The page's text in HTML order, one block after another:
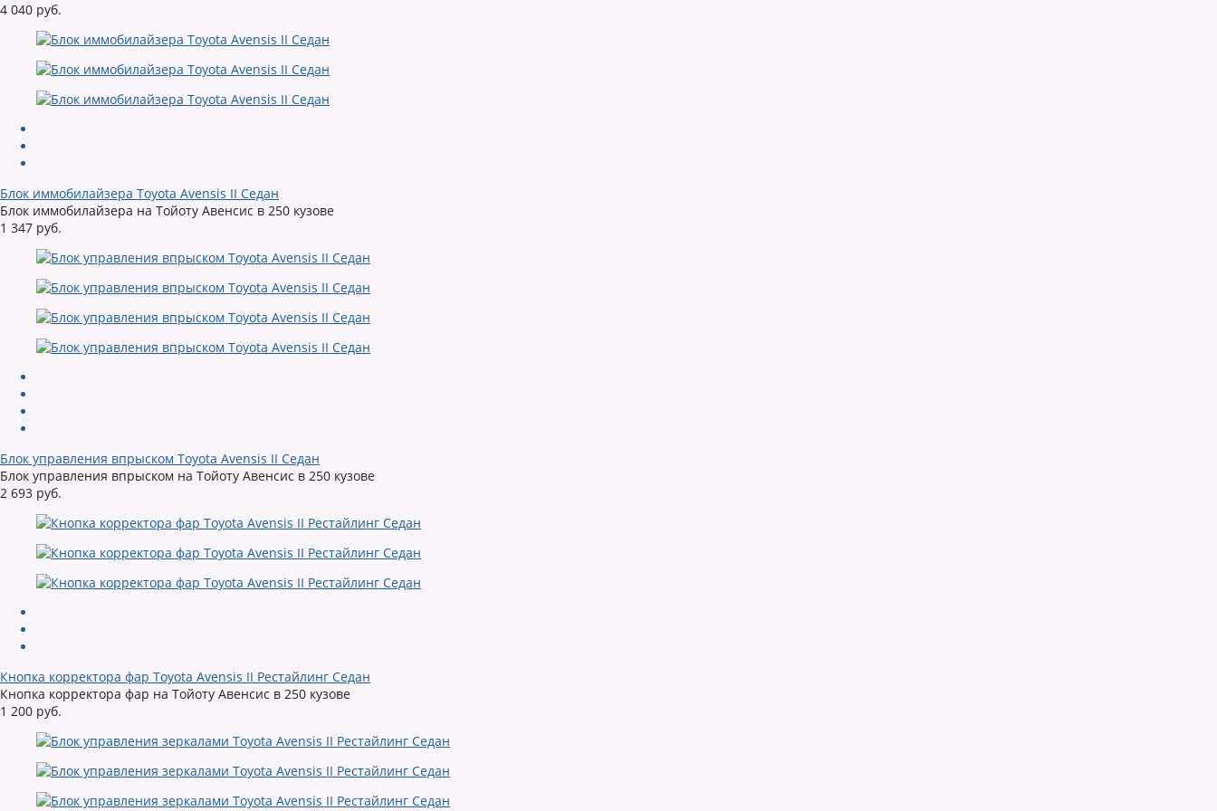
4 040 руб.
Блок иммобилайзера Toyota Avensis II Седан
Блок иммобилайзера на Тойоту Авенсис в 250 кузове
1 347 руб.
Блок управления впрыском Toyota Avensis II Седан
Блок управления впрыском на Тойоту Авенсис в 250 кузове
2 693 руб.
Кнопка корректора фар Toyota Avensis II Рестайлинг Седан
Кнопка корректора фар на Тойоту Авенсис в 250 кузове
1 200 руб.